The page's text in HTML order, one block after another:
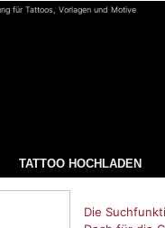
für Tattoos, Vorlagen und Motive
TATTOO HOCHLADEN
Die